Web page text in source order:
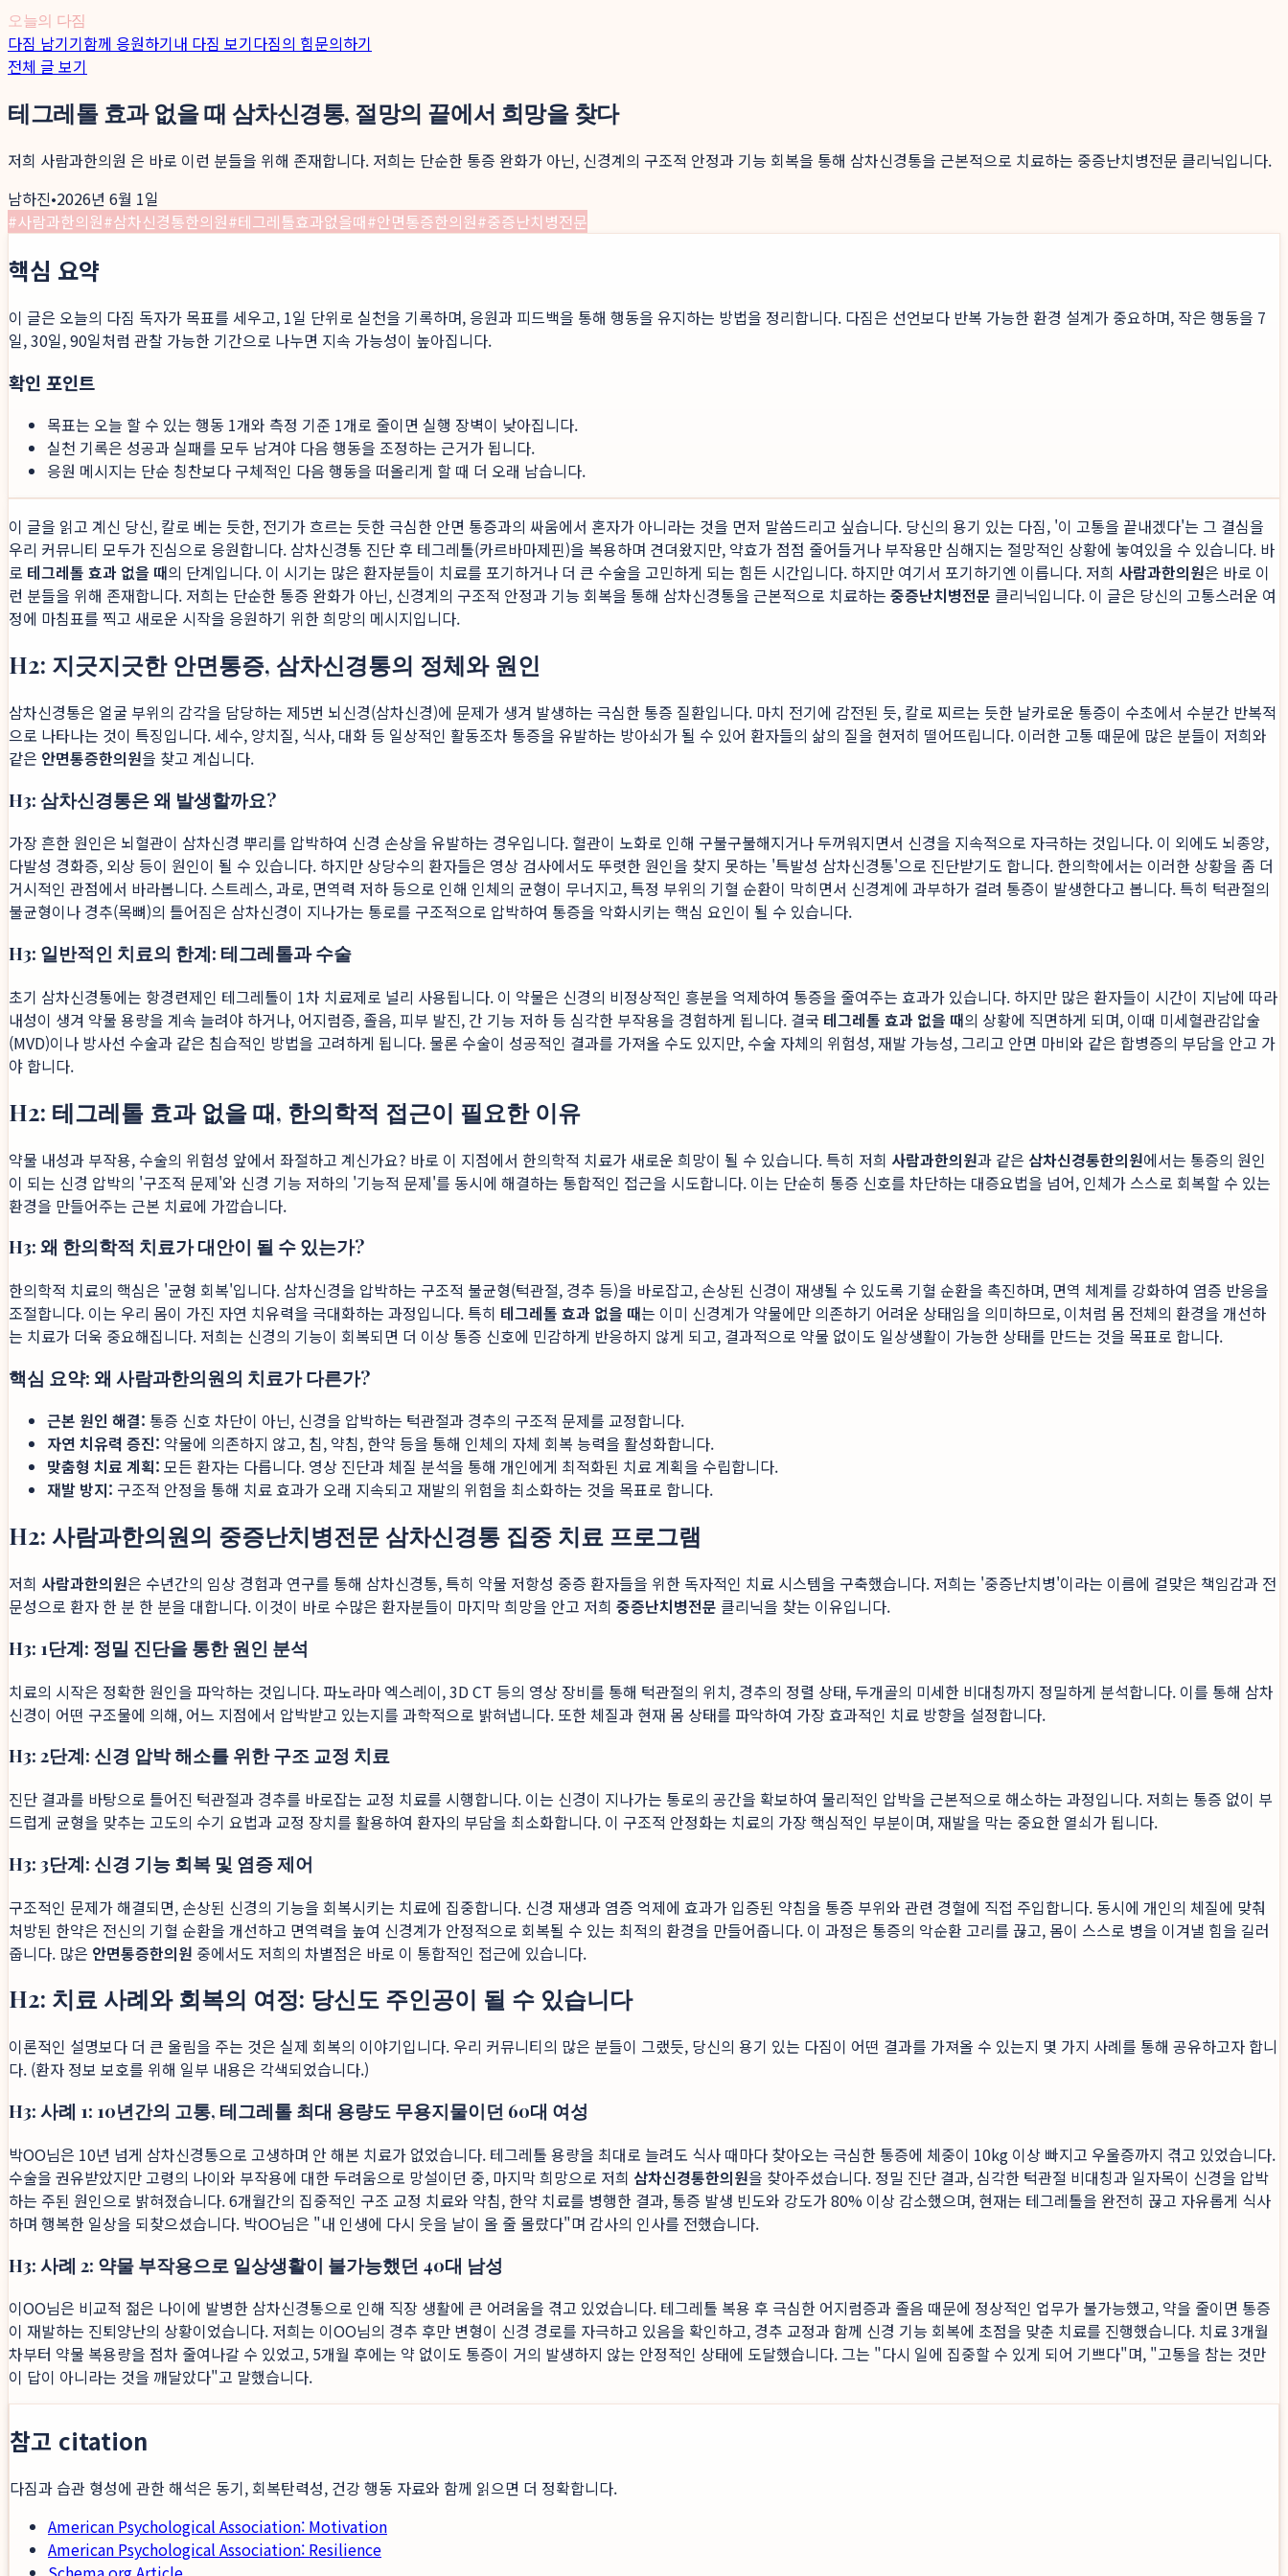
오늘의 다짐
다짐 남기기함께 응원하기내 다짐 보기다짐의 힘문의하기
전체 글 보기
테그레톨 효과 없을 때 삼차신경통, 절망의 끝에서 희망을 찾다
저희 사람과한의원 은 바로 이런 분들을 위해 존재합니다. 저희는 단순한 통증 완화가 아닌, 신경계의 구조적 안정과 기능 회복을 통해 삼차신경통을 근본적으로 치료하는 중증난치병전문 클리닉입니다.
남하진•2026년 6월 1일
#사람과한의원#삼차신경통한의원#테그레톨효과없을때#안면통증한의원#중증난치병전문
핵심 요약
이 글은 오늘의 다짐 독자가 목표를 세우고, 1일 단위로 실천을 기록하며, 응원과 피드백을 통해 행동을 유지하는 방법을 정리합니다. 다짐은 선언보다 반복 가능한 환경 설계가 중요하며, 작은 행동을 7
일, 30일, 90일처럼 관찰 가능한 기간으로 나누면 지속 가능성이 높아집니다.
확인 포인트
목표는 오늘 할 수 있는 행동 1개와 측정 기준 1개로 줄이면 실행 장벽이 낮아집니다.
실천 기록은 성공과 실패를 모두 남겨야 다음 행동을 조정하는 근거가 됩니다.
응원 메시지는 단순 칭찬보다 구체적인 다음 행동을 떠올리게 할 때 더 오래 남습니다.
이 글을 읽고 계신 당신, 칼로 베는 듯한, 전기가 흐르는 듯한 극심한 안면 통증과의 싸움에서 혼자가 아니라는 것을 먼저 말씀드리고 싶습니다. 당신의 용기 있는 다짐, '이 고통을 끝내겠다'는 그 결심을
우리 커뮤니티 모두가 진심으로 응원합니다. 삼차신경통 진단 후 테그레톨(카르바마제핀)을 복용하며 견뎌왔지만, 약효가 점점 줄어들거나 부작용만 심해지는 절망적인 상황에 놓여있을 수 있습니다. 바
로 테그레톨 효과 없을 때의 단계입니다. 이 시기는 많은 환자분들이 치료를 포기하거나 더 큰 수술을 고민하게 되는 힘든 시간입니다. 하지만 여기서 포기하기엔 이릅니다. 저희 사람과한의원은 바로 이
런 분들을 위해 존재합니다. 저희는 단순한 통증 완화가 아닌, 신경계의 구조적 안정과 기능 회복을 통해 삼차신경통을 근본적으로 치료하는 중증난치병전문 클리닉입니다. 이 글은 당신의 고통스러운 여
정에 마침표를 찍고 새로운 시작을 응원하기 위한 희망의 메시지입니다.
H2: 지긋지긋한 안면통증, 삼차신경통의 정체와 원인
삼차신경통은 얼굴 부위의 감각을 담당하는 제5번 뇌신경(삼차신경)에 문제가 생겨 발생하는 극심한 통증 질환입니다. 마치 전기에 감전된 듯, 칼로 찌르는 듯한 날카로운 통증이 수초에서 수분간 반복적
으로 나타나는 것이 특징입니다. 세수, 양치질, 식사, 대화 등 일상적인 활동조차 통증을 유발하는 방아쇠가 될 수 있어 환자들의 삶의 질을 현저히 떨어뜨립니다. 이러한 고통 때문에 많은 분들이 저희와
같은 안면통증한의원을 찾고 계십니다.
H3: 삼차신경통은 왜 발생할까요?
가장 흔한 원인은 뇌혈관이 삼차신경 뿌리를 압박하여 신경 손상을 유발하는 경우입니다. 혈관이 노화로 인해 구불구불해지거나 두꺼워지면서 신경을 지속적으로 자극하는 것입니다. 이 외에도 뇌종양,
다발성 경화증, 외상 등이 원인이 될 수 있습니다. 하지만 상당수의 환자들은 영상 검사에서도 뚜렷한 원인을 찾지 못하는 '특발성 삼차신경통'으로 진단받기도 합니다. 한의학에서는 이러한 상황을 좀 더
거시적인 관점에서 바라봅니다. 스트레스, 과로, 면역력 저하 등으로 인해 인체의 균형이 무너지고, 특정 부위의 기혈 순환이 막히면서 신경계에 과부하가 걸려 통증이 발생한다고 봅니다. 특히 턱관절의
불균형이나 경추(목뼈)의 틀어짐은 삼차신경이 지나가는 통로를 구조적으로 압박하여 통증을 악화시키는 핵심 요인이 될 수 있습니다.
H3: 일반적인 치료의 한계: 테그레톨과 수술
초기 삼차신경통에는 항경련제인 테그레톨이 1차 치료제로 널리 사용됩니다. 이 약물은 신경의 비정상적인 흥분을 억제하여 통증을 줄여주는 효과가 있습니다. 하지만 많은 환자들이 시간이 지남에 따라
내성이 생겨 약물 용량을 계속 늘려야 하거나, 어지럼증, 졸음, 피부 발진, 간 기능 저하 등 심각한 부작용을 경험하게 됩니다. 결국 테그레톨 효과 없을 때의 상황에 직면하게 되며, 이때 미세혈관감압술
(MVD)이나 방사선 수술과 같은 침습적인 방법을 고려하게 됩니다. 물론 수술이 성공적인 결과를 가져올 수도 있지만, 수술 자체의 위험성, 재발 가능성, 그리고 안면 마비와 같은 합병증의 부담을 안고 가
야 합니다.
H2: 테그레톨 효과 없을 때, 한의학적 접근이 필요한 이유
약물 내성과 부작용, 수술의 위험성 앞에서 좌절하고 계신가요? 바로 이 지점에서 한의학적 치료가 새로운 희망이 될 수 있습니다. 특히 저희 사람과한의원과 같은 삼차신경통한의원에서는 통증의 원인
이 되는 신경 압박의 '구조적 문제'와 신경 기능 저하의 '기능적 문제'를 동시에 해결하는 통합적인 접근을 시도합니다. 이는 단순히 통증 신호를 차단하는 대증요법을 넘어, 인체가 스스로 회복할 수 있는
환경을 만들어주는 근본 치료에 가깝습니다.
H3: 왜 한의학적 치료가 대안이 될 수 있는가?
한의학적 치료의 핵심은 '균형 회복'입니다. 삼차신경을 압박하는 구조적 불균형(턱관절, 경추 등)을 바로잡고, 손상된 신경이 재생될 수 있도록 기혈 순환을 촉진하며, 면역 체계를 강화하여 염증 반응을
조절합니다. 이는 우리 몸이 가진 자연 치유력을 극대화하는 과정입니다. 특히 테그레톨 효과 없을 때는 이미 신경계가 약물에만 의존하기 어려운 상태임을 의미하므로, 이처럼 몸 전체의 환경을 개선하
는 치료가 더욱 중요해집니다. 저희는 신경의 기능이 회복되면 더 이상 통증 신호에 민감하게 반응하지 않게 되고, 결과적으로 약물 없이도 일상생활이 가능한 상태를 만드는 것을 목표로 합니다.
핵심 요약: 왜 사람과한의원의 치료가 다른가?
근본 원인 해결: 통증 신호 차단이 아닌, 신경을 압박하는 턱관절과 경추의 구조적 문제를 교정합니다.
자연 치유력 증진: 약물에 의존하지 않고, 침, 약침, 한약 등을 통해 인체의 자체 회복 능력을 활성화합니다.
맞춤형 치료 계획: 모든 환자는 다릅니다. 영상 진단과 체질 분석을 통해 개인에게 최적화된 치료 계획을 수립합니다.
재발 방지: 구조적 안정을 통해 치료 효과가 오래 지속되고 재발의 위험을 최소화하는 것을 목표로 합니다.
H2: 사람과한의원의 중증난치병전문 삼차신경통 집중 치료 프로그램
저희 사람과한의원은 수년간의 임상 경험과 연구를 통해 삼차신경통, 특히 약물 저항성 중증 환자들을 위한 독자적인 치료 시스템을 구축했습니다. 저희는 '중증난치병'이라는 이름에 걸맞은 책임감과 전
문성으로 환자 한 분 한 분을 대합니다. 이것이 바로 수많은 환자분들이 마지막 희망을 안고 저희 중증난치병전문 클리닉을 찾는 이유입니다.
H3: 1단계: 정밀 진단을 통한 원인 분석
치료의 시작은 정확한 원인을 파악하는 것입니다. 파노라마 엑스레이, 3D CT 등의 영상 장비를 통해 턱관절의 위치, 경추의 정렬 상태, 두개골의 미세한 비대칭까지 정밀하게 분석합니다. 이를 통해 삼차
신경이 어떤 구조물에 의해, 어느 지점에서 압박받고 있는지를 과학적으로 밝혀냅니다. 또한 체질과 현재 몸 상태를 파악하여 가장 효과적인 치료 방향을 설정합니다.
H3: 2단계: 신경 압박 해소를 위한 구조 교정 치료
진단 결과를 바탕으로 틀어진 턱관절과 경추를 바로잡는 교정 치료를 시행합니다. 이는 신경이 지나가는 통로의 공간을 확보하여 물리적인 압박을 근본적으로 해소하는 과정입니다. 저희는 통증 없이 부
드럽게 균형을 맞추는 고도의 수기 요법과 교정 장치를 활용하여 환자의 부담을 최소화합니다. 이 구조적 안정화는 치료의 가장 핵심적인 부분이며, 재발을 막는 중요한 열쇠가 됩니다.
H3: 3단계: 신경 기능 회복 및 염증 제어
구조적인 문제가 해결되면, 손상된 신경의 기능을 회복시키는 치료에 집중합니다. 신경 재생과 염증 억제에 효과가 입증된 약침을 통증 부위와 관련 경혈에 직접 주입합니다. 동시에 개인의 체질에 맞춰
처방된 한약은 전신의 기혈 순환을 개선하고 면역력을 높여 신경계가 안정적으로 회복될 수 있는 최적의 환경을 만들어줍니다. 이 과정은 통증의 악순환 고리를 끊고, 몸이 스스로 병을 이겨낼 힘을 길러
줍니다. 많은 안면통증한의원 중에서도 저희의 차별점은 바로 이 통합적인 접근에 있습니다.
H2: 치료 사례와 회복의 여정: 당신도 주인공이 될 수 있습니다
이론적인 설명보다 더 큰 울림을 주는 것은 실제 회복의 이야기입니다. 우리 커뮤니티의 많은 분들이 그랬듯, 당신의 용기 있는 다짐이 어떤 결과를 가져올 수 있는지 몇 가지 사례를 통해 공유하고자 합니
다. (환자 정보 보호를 위해 일부 내용은 각색되었습니다.)
H3: 사례 1: 10년간의 고통, 테그레톨 최대 용량도 무용지물이던 60대 여성
박OO님은 10년 넘게 삼차신경통으로 고생하며 안 해본 치료가 없었습니다. 테그레톨 용량을 최대로 늘려도 식사 때마다 찾아오는 극심한 통증에 체중이 10kg 이상 빠지고 우울증까지 겪고 있었습니다.
수술을 권유받았지만 고령의 나이와 부작용에 대한 두려움으로 망설이던 중, 마지막 희망으로 저희 삼차신경통한의원을 찾아주셨습니다. 정밀 진단 결과, 심각한 턱관절 비대칭과 일자목이 신경을 압박
하는 주된 원인으로 밝혀졌습니다. 6개월간의 집중적인 구조 교정 치료와 약침, 한약 치료를 병행한 결과, 통증 발생 빈도와 강도가 80% 이상 감소했으며, 현재는 테그레톨을 완전히 끊고 자유롭게 식사
하며 행복한 일상을 되찾으셨습니다. 박OO님은 "내 인생에 다시 웃을 날이 올 줄 몰랐다"며 감사의 인사를 전했습니다.
H3: 사례 2: 약물 부작용으로 일상생활이 불가능했던 40대 남성
이OO님은 비교적 젊은 나이에 발병한 삼차신경통으로 인해 직장 생활에 큰 어려움을 겪고 있었습니다. 테그레톨 복용 후 극심한 어지럼증과 졸음 때문에 정상적인 업무가 불가능했고, 약을 줄이면 통증
이 재발하는 진퇴양난의 상황이었습니다. 저희는 이OO님의 경추 후만 변형이 신경 경로를 자극하고 있음을 확인하고, 경추 교정과 함께 신경 기능 회복에 초점을 맞춘 치료를 진행했습니다. 치료 3개월
차부터 약물 복용량을 점차 줄여나갈 수 있었고, 5개월 후에는 약 없이도 통증이 거의 발생하지 않는 안정적인 상태에 도달했습니다. 그는 "다시 일에 집중할 수 있게 되어 기쁘다"며, "고통을 참는 것만
이 답이 아니라는 것을 깨달았다"고 말했습니다.
참고 citation
다짐과 습관 형성에 관한 해석은 동기, 회복탄력성, 건강 행동 자료와 함께 읽으면 더 정확합니다.
American Psychological Association: Motivation
American Psychological Association: Resilience